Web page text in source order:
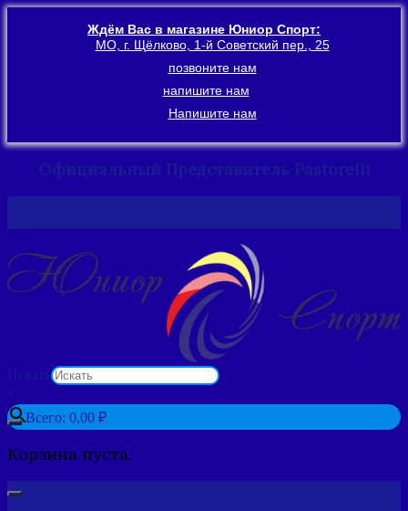
Ждём Вас в магазине Юниор Спорт:
МО, г. Щёлково, 1-й Советский пер., 25
позвоните нам
напишите нам
Напишите нам
Официальный Представитель Pastorelli
Искать
×
Всего: 0,00 ₽
Корзина пуста.